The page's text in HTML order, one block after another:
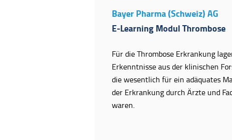
Bayer Pharma (Schweiz) AG
E-Learning Modul Thrombose
Für die Thrombose Erkrankung
Erkenntnisse aus der klinischen
die wesentlich für ein adäquates
der Erkrankung durch Ärzte und
waren.